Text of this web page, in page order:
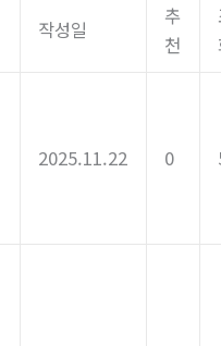
작성일
추
천
2025.11.22 0